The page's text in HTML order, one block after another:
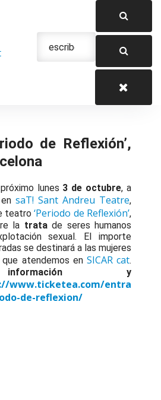
de Reflexión’,
lunes 3 de octubre, a
saT! Sant Andreu Teatre,
teatro‘Periodo de Reflexión’,
la tratade seres humanos
sexual. El importe
se destinará a las mujeres
atendemos en SICAR cat.
y
www.ticketea.com/entra
de-reflexion/